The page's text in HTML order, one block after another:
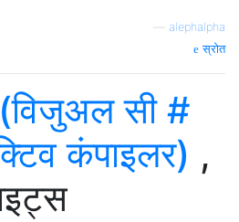
alephalpha
स्रोत
सी #
कंपाइलर) ,